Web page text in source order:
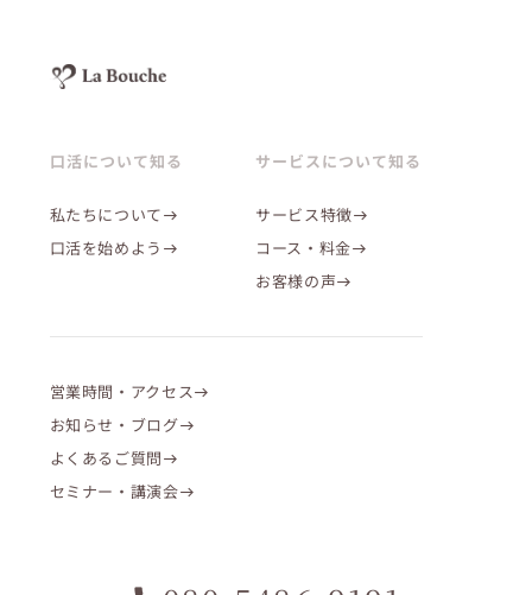
口活について知る
私たちについて
口活を始めよう
サービスについて知る
サービス特徴
コース・料金
お客様の声
営業時間・アクセス
お知らせ・ブログ
よくあるご質問
セミナー・講演会